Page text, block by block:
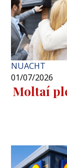
NUACHT
01/07/2026
Moltaí